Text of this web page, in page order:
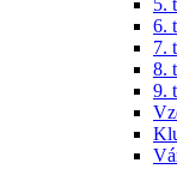
5.
6.
7.
8.
9.